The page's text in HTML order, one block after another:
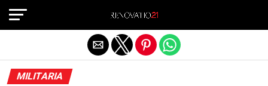
MILITARIA
Exit mobile version